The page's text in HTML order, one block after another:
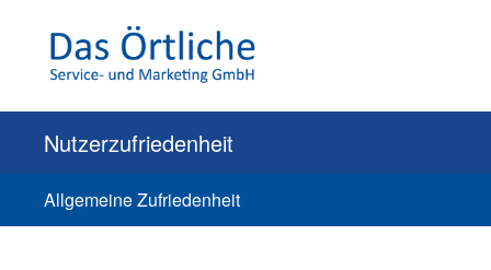
Nutzerzufriedenheit
Allgemeine Zufriedenheit